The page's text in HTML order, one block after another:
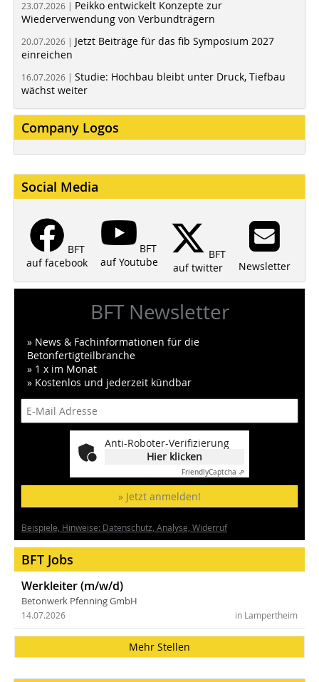
23.07.2026 | Peikko entwickelt Konzepte zur
Wiederverwendung von Verbundträgern
20.07.2026 | Jetzt Beiträge für das fib Symposium 2027
einreichen
16.07.2026 | Studie: Hochbau bleibt unter Druck, Tiefbau
wächst weiter
Company Logos
Social Media
BFT
auf facebook
BFT
auf Youtube
BFT
auf twitter
Newsletter
BFT Newsletter
» News & Fachinformationen für die
Betonfertigteilbranche
» 1 x im Monat
» Kostenlos und jederzeit kündbar
Anti-Roboter-Verifizierung
Hier klicken
FriendlyCaptcha ⇗
» Jetzt anmelden!
Beispiele, Hinweise: Datenschutz, Analyse, Widerruf
BFT Jobs
Werkleiter (m/w/d)
Betonwerk Pfenning GmbH
in Lampertheim
14.07.2026
Mehr Stellen